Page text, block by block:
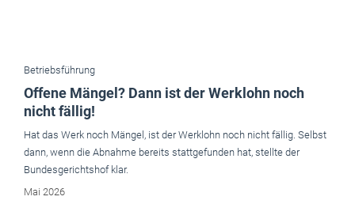
Bundesgerichtshof klar.
Mai 2026